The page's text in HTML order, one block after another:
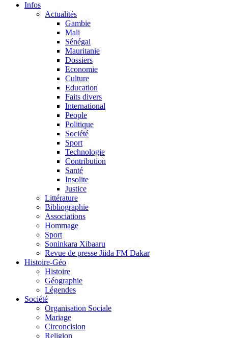
Infos
Actualités
Gambie
Mali
Sénégal
Mauritanie
Dossiers
Economie
Culture
Education
Faits divers
International
People
Politique
Société
Sport
Technologie
Contribution
Santé
Insolite
Justice
Littérature
Bibliographie
Associations
Hommage
Sport
Soninkara Xibaaru
Revue de presse Jiida FM Dakar
Histoire-Géo
Histoire
Géographie
Légendes
Société
Organisation Sociale
Mariage
Circoncision
Religion